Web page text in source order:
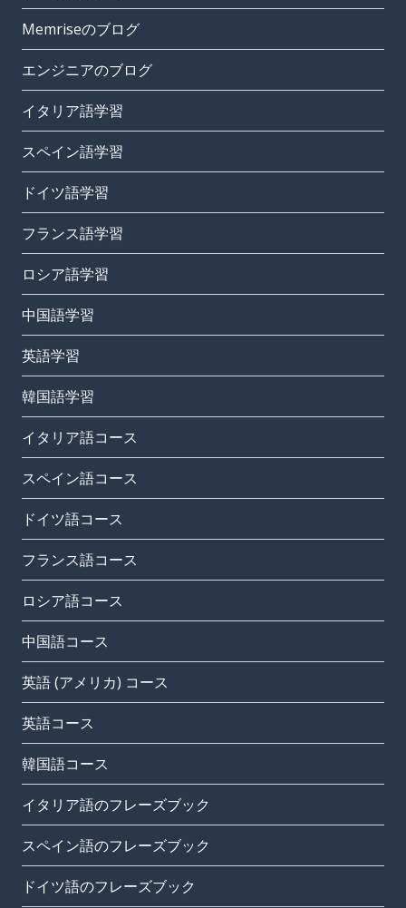
Memriseのブログ
エンジニアのブログ
イタリア語学習
スペイン語学習
ドイツ語学習
フランス語学習
ロシア語学習
中国語学習
英語学習
韓国語学習
イタリア語コース
スペイン語コース
ドイツ語コース
フランス語コース
ロシア語コース
中国語コース
英語 (アメリカ) コース
英語コース
韓国語コース
イタリア語のフレーズブック
スペイン語のフレーズブック
ドイツ語のフレーズブック